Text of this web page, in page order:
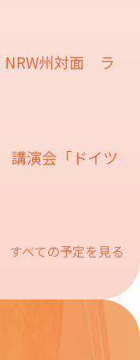
NRW州対面 ラ
講演会「ドイツ
すべての予定を見る